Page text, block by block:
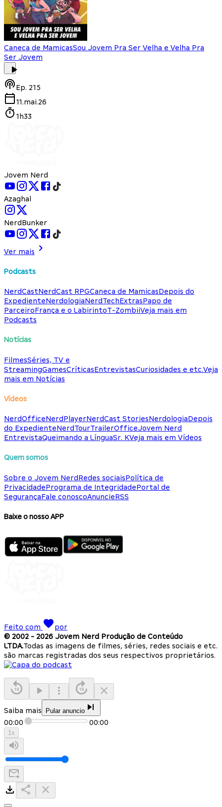
Caneca de MamicasSou Jovem Pra Ser Velha e Velha Pra
Ser Jovem
Ep. 215
11.mai.26
1h33
Jovem Nerd
Azaghal
NerdBunker
Ver mais
Podcasts
NerdCastNerdCast RPGCaneca de MamicasDepois do
ExpedienteNerdologiaNerdTechExtrasPapo de
ParceiroFrança e o LabirintoT-ZombiiVeja mais em
Podcasts
Notícias
FilmesSéries, TV e
StreamingGamesCríticasEntrevistasCuriosidades e etc.Veja
mais em Notícias
Vídeos
NerdOfficeNerdPlayerNerdCast StoriesNerdologiaDepois
do ExpedienteNerdTourTrailerOfficeJovem Nerd
EntrevistaQueimando a LínguaSr. KVeja mais em Vídeos
Quem somos
Sobre o Jovem NerdRedes sociaisPolítica de
PrivacidadePrograma de IntegridadePortal de
SegurançaFale conoscoAnuncieRSS
Baixe o nosso APP
Feito com
por
© 2002 - 2026 Jovem Nerd Produção de Conteúdo
LTDA.Todas as imagens de filmes, séries, redes sociais e etc.
são marcas registradas dos seus respectivos proprietários.
Saiba mais Pular anuncio
00:00 00:00
1x